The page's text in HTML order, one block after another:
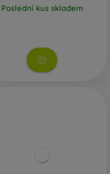
Poslední kus skladem